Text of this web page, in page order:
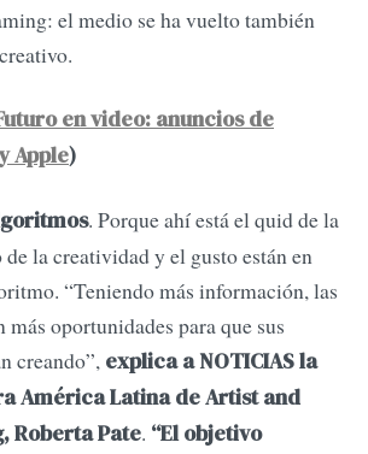
el medio se ha vuelto también
en video: anuncios de
Apple)
. Porque ahí está el quid de la
la creatividad y el gusto están en
“Teniendo más información, las
oportunidades para que sus
creando”, explica a NOTICIAS la
América Latina de Artist and
Roberta Pate. “El objetivo